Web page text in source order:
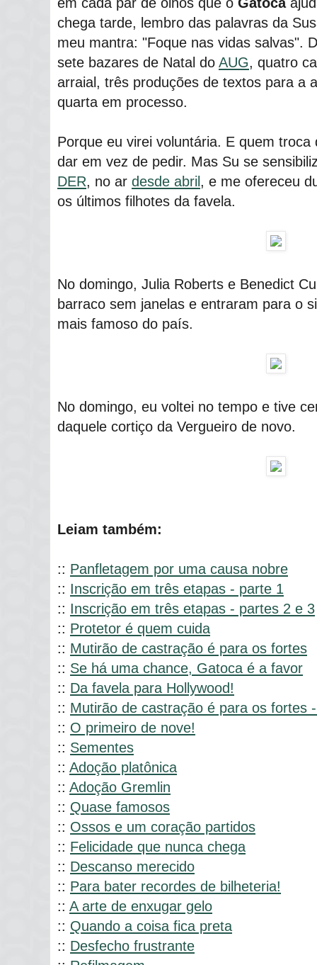
chega tarde, lembro das palavras da
meu mantra: "Foque nas vidas salvas".
sete bazares de Natal do AUG, quatro
arraial, três produções de textos para a
quarta em processo.
Porque eu virei voluntária. E quem
dar em vez de pedir. Mas Su se
DER, no ar desde abril, e me ofereceu
os últimos filhotes da favela.
No domingo, Julia Roberts e Benedict
barraco sem janelas e entraram para o
mais famoso do país.
No domingo, eu voltei no tempo e tive
daquele cortiço da Vergueiro de novo.
Leiam também:
:: Panfletagem por uma causa nobre
:: Inscrição em três etapas - parte 1
:: Inscrição em três etapas - partes 2 e 3
:: Protetor é quem cuida
:: Mutirão de castração é para os fortes
:: Se há uma chance, Gatoca é a favor
:: Da favela para Hollywood!
:: Mutirão de castração é para os fortes
:: O primeiro de nove!
:: Sementes
:: Adoção platônica
:: Adoção Gremlin
:: Quase famosos
:: Ossos e um coração partidos
:: Felicidade que nunca chega
:: Descanso merecido
:: Para bater recordes de bilheteria!
:: A arte de enxugar gelo
:: Quando a coisa fica preta
:: Desfecho frustrante